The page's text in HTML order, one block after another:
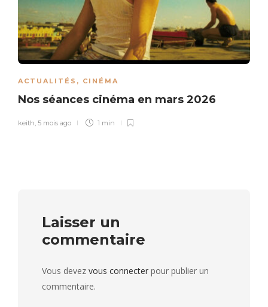
ACTUALITÉS , CINÉMA
Nos séances cinéma en mars 2026
keith 5 mois ago 1 min
Laisser un
commentaire
Vous devez vous connecter pour publier un
commentaire.